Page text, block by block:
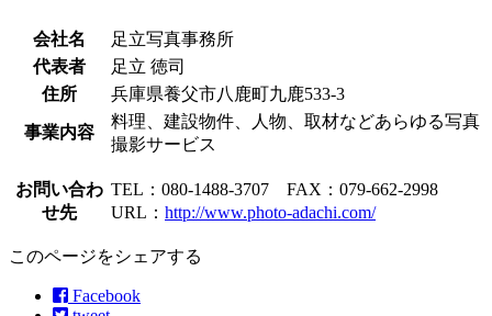
会社名
足立写真事務所
代表者
足立 徳司
住所
兵庫県養父市八鹿町九鹿533-3
事業内容
料理、建設物件、人物、取材などあらゆる写真
撮影サービス
お問い合わ
せ先
TEL：080-1488-3707 FAX：079-662-2998
URL： http://www.photo-adachi.com/
このページをシェアする
Facebook